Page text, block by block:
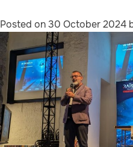
Posted on30 October 2024